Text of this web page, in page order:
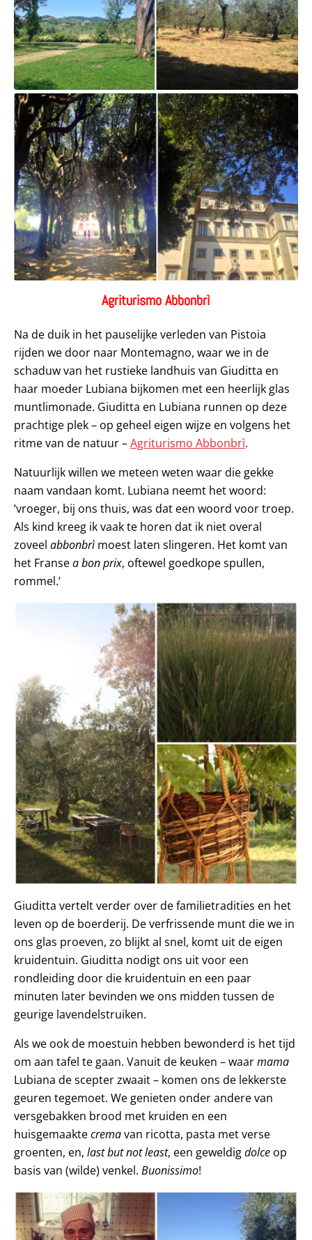
Agriturismo Abbonbrì
Na de duik in het pauselijke verleden van Pistoia
rijden we door naar Montemagno, waar we in de
schaduw van het rustieke landhuis van Giuditta en
haar moeder Lubiana bijkomen met een heerlijk glas
muntlimonade. Giuditta en Lubiana runnen op deze
prachtige plek – op geheel eigen wijze en volgens het
ritme van de natuur –Agriturismo Abbonbrì.
Natuurlijk willen we meteen weten waar die gekke
naam vandaan komt. Lubiana neemt het woord:
‘vroeger, bij ons thuis, was dat een woord voor troep.
Als kind kreeg ik vaak te horen dat ik niet overal
zoveel abbonbrì moest laten slingeren. Het komt van
het Fransea bon prix, oftewel goedkope spullen,
rommel.’
Giuditta vertelt verder over de familietradities en het
leven op de boerderij. De verfrissende munt die we in
ons glas proeven, zo blijkt al snel, komt uit de eigen
kruidentuin. Giuditta nodigt ons uit voor een
rondleiding door die kruidentuin en een paar
minuten later bevinden we ons midden tussen de
geurige lavendelstruiken.
Als we ook de moestuin hebben bewonderd is het tijd
om aan tafel te gaan. Vanuit de keuken – waarmama
Lubiana de scepter zwaait – komen ons de lekkerste
geuren tegemoet. We genieten onder andere van
versgebakken brood met kruiden en een
huisgemaaktecremavan ricotta, pasta met verse
groenten, en, last but not least, een geweldigdolce op
basis van (wilde) venkel. Buonissimo!